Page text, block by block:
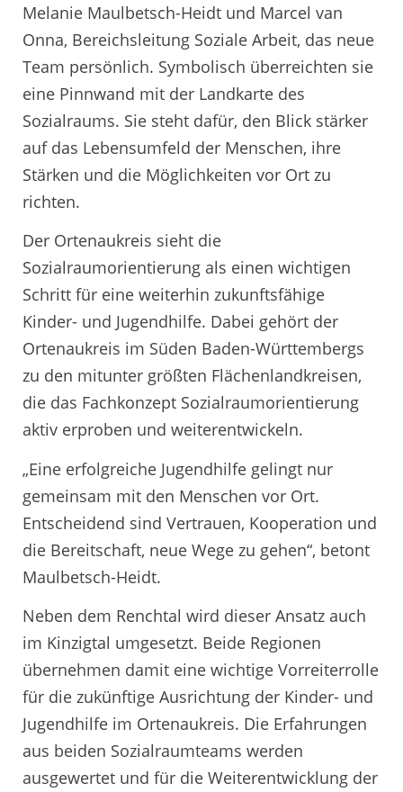
Melanie Maulbetsch-Heidt und Marcel van
Onna, Bereichsleitung Soziale Arbeit, das neue
Team persönlich. Symbolisch überreichten sie
eine Pinnwand mit der Landkarte des
Sozialraums. Sie steht dafür, den Blick stärker
auf das Lebensumfeld der Menschen, ihre
Stärken und die Möglichkeiten vor Ort zu
richten.
Der Ortenaukreis sieht die
Sozialraumorientierung als einen wichtigen
Schritt für eine weiterhin zukunftsfähige
Kinder- und Jugendhilfe. Dabei gehört der
Ortenaukreis im Süden Baden-Württembergs
zu den mitunter größten Flächenlandkreisen,
die das Fachkonzept Sozialraumorientierung
aktiv erproben und weiterentwickeln.
„Eine erfolgreiche Jugendhilfe gelingt nur
gemeinsam mit den Menschen vor Ort.
Entscheidend sind Vertrauen, Kooperation und
die Bereitschaft, neue Wege zu gehen“, betont
Maulbetsch-Heidt.
Neben dem Renchtal wird dieser Ansatz auch
im Kinzigtal umgesetzt. Beide Regionen
übernehmen damit eine wichtige Vorreiterrolle
für die zukünftige Ausrichtung der Kinder- und
Jugendhilfe im Ortenaukreis. Die Erfahrungen
aus beiden Sozialraumteams werden
ausgewertet und für die Weiterentwicklung der